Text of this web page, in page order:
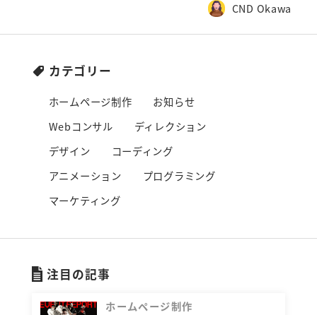
CND Okawa
カテゴリー
ホームページ制作
お知らせ
Webコンサル
ディレクション
デザイン
コーディング
アニメーション
プログラミング
マーケティング
注目の記事
ホームページ制作